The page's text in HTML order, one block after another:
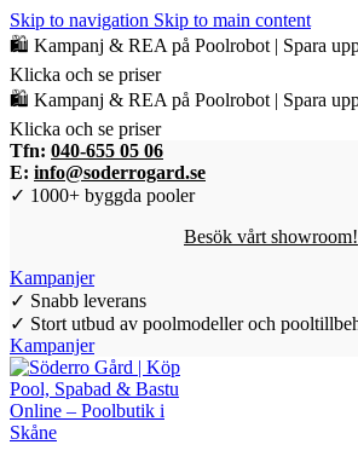
Skip to navigation Skip to main content
🛍️ Kampanj & REA på Poolrobot | Spara
Klicka och se priser
🛍️ Kampanj & REA på Poolrobot | Spara
Klicka och se priser
Tfn: 040-655 05 06
E: info@soderrogard.se
✓ 1000+ byggda pooler
Besök vårt showroom!
Kampanjer
✓ Snabb leverans
✓ Stort utbud av poolmodeller och
Kampanjer